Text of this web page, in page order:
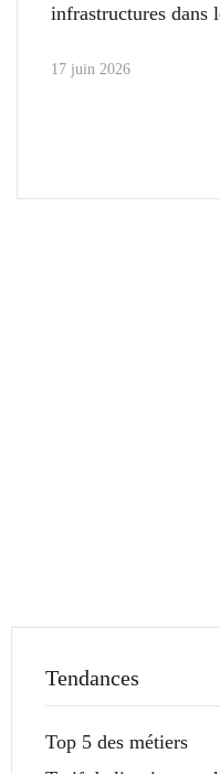
infrastructures dans
17 juin 2026
Tendances
Top 5 des métiers